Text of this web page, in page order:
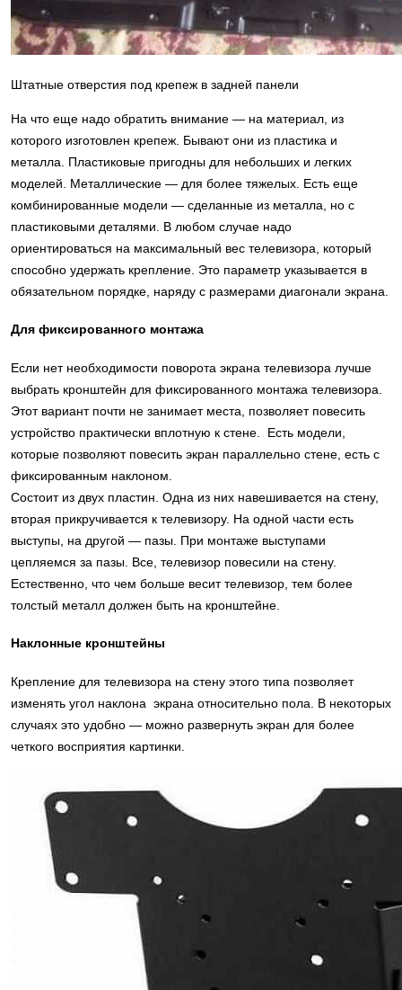
Штатные отверстия под крепеж в задней панели
На что еще надо обратить внимание — на материал, из
которого изготовлен крепеж. Бывают они из пластика и
металла. Пластиковые пригодны для небольших и легких
моделей. Металлические — для более тяжелых. Есть еще
комбинированные модели — сделанные из металла, но с
пластиковыми деталями. В любом случае надо
ориентироваться на максимальный вес телевизора, который
способно удержать крепление. Это параметр указывается в
обязательном порядке, наряду с размерами диагонали экрана.
Для фиксированного монтажа
Если нет необходимости поворота экрана телевизора лучше
выбрать кронштейн для фиксированного монтажа телевизора.
Этот вариант почти не занимает места, позволяет повесить
устройство практически вплотную к стене. Есть модели,
которые позволяют повесить экран параллельно стене, есть с
фиксированным наклоном.
Состоит из двух пластин. Одна из них навешивается на стену,
вторая прикручивается к телевизору. На одной части есть
выступы, на другой — пазы. При монтаже выступами
цепляемся за пазы. Все, телевизор повесили на стену.
Естественно, что чем больше весит телевизор, тем более
толстый металл должен быть на кронштейне.
Наклонные кронштейны
Крепление для телевизора на стену этого типа позволяет
изменять угол наклона экрана относительно пола. В некоторых
случаях это удобно — можно развернуть экран для более
четкого восприятия картинки.